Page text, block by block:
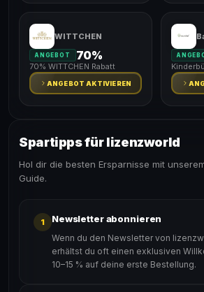
WITTCHEN
ANGEBOT 70%
70% WITTCHEN Rabatt
ANGEBOT AKTIVIEREN
Spartipps für lizenzworld
Hol dir die besten Ersparnisse mit
Guide.
1 Newsletter abonnieren
Wenn du den Newsletter von
erhältst du oft einen exklusiven
10–15 % auf deine erste Bestellung.